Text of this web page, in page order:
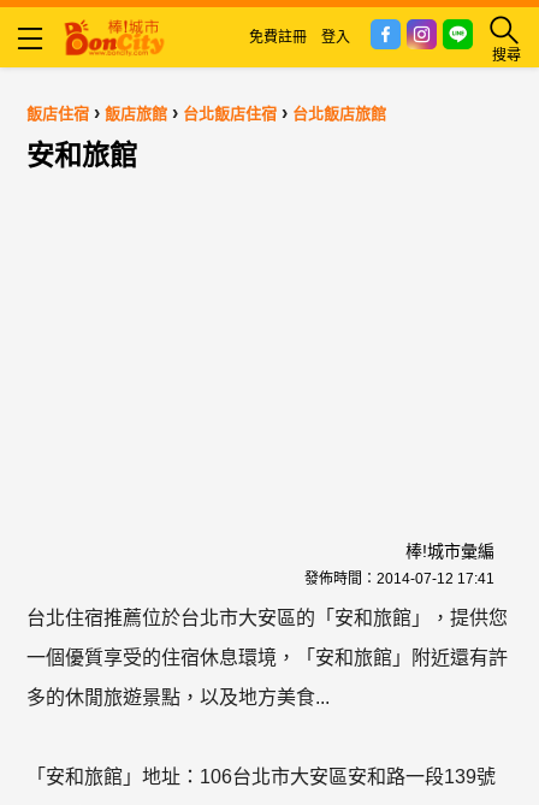
搜尋
免費註冊 登入
飯店住宿 ›飯店旅館 › 台北飯店住宿 › 台北飯店旅館
安和旅館
棒!城市彙編
發佈時間： 2014-07-12 17:41
台北住宿推薦位於台北市大安區的「安和旅館」，提供您
一個優質享受的住宿休息環境，「安和旅館」附近還有許
多的休閒旅遊景點，以及地方美食...
「安和旅館」地址：106台北市大安區安和路一段139號